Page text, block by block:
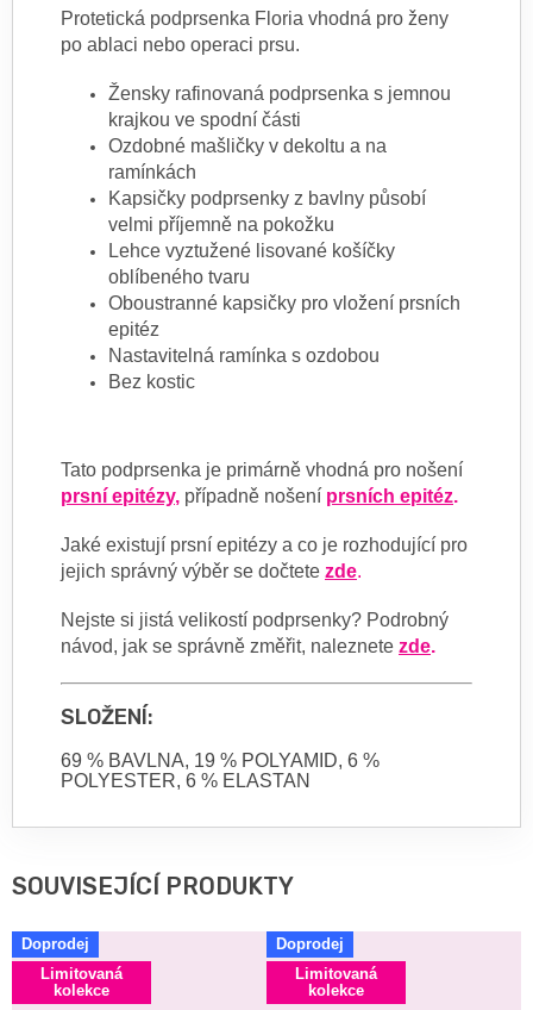
Protetická podprsenka Floria vhodná pro ženy
po ablaci nebo operaci prsu.
Žensky rafinovaná podprsenka s jemnou
krajkou ve spodní části
Ozdobné mašličky v dekoltu a na
ramínkách
Kapsičky podprsenky z bavlny působí
velmi příjemně na pokožku
Lehce vyztužené lisované košíčky
oblíbeného tvaru
Oboustranné kapsičky pro vložení prsních
epitéz
Nastavitelná ramínka s ozdobou
Bez kostic
Tato podprsenka je primárně vhodná pro nošení
prsní epitézy, případně nošení prsních epitéz.
Jaké existují prsní epitézy a co je rozhodující pro
jejich správný výběr se dočtete zde.
Nejste si jistá velikostí podprsenky? Podrobný
návod, jak se správně změřit, naleznete zde.
SLOŽENÍ:
69 % BAVLNA, 19 % POLYAMID, 6 %
POLYESTER, 6 % ELASTAN
SOUVISEJÍCÍ PRODUKTY
Doprodej
Limitovaná
kolekce
Doprodej
Limitovaná
kolekce